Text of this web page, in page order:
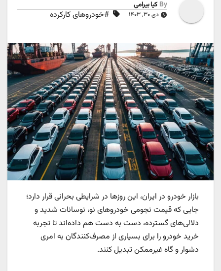
By کیا بیرامی
دی ۳۰, ۱۴۰۳ #خودروهای کارکرده
بازار خودرو در ایران، این روزها در شرایطی بحرانی قرار دارد؛
جایی که قیمت نجومی خودروهای نو، نوسانات شدید و
دلالی‌های گسترده، دست به دست هم داده‌اند تا تجربه
خرید خودرو را برای بسیاری از مصرف‌کنندگان به امری
دشوار و گاه غیرممکن تبدیل کنند.